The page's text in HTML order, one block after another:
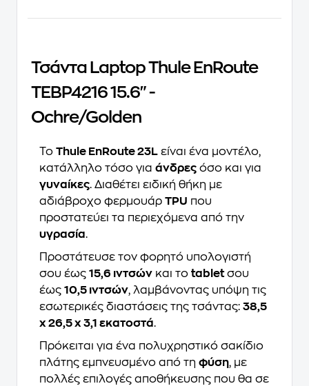
Τσάντα Laptop Thule EnRoute
TEBP4216 15.6" -
Ochre/Golden
Το Thule EnRoute 23L είναι ένα μοντέλο,
κατάλληλο τόσο για άνδρες όσο και για
γυναίκες. Διαθέτει ειδική θήκη με
αδιάβροχο φερμουάρ TPU που
προστατεύει τα περιεχόμενα από την
υγρασία.
Προστάτευσε τον φορητό υπολογιστή
σου έως 15,6 ιντσών και το tabletσου
έως 10,5 ιντσών, λαμβάνοντας υπόψη τις
εσωτερικές διαστάσεις της τσάντας: 38,5
x 26,5 x 3,1 εκατοστά.
Πρόκειται για ένα πολυχρηστικό σακίδιο
πλάτης εμπνευσμένο από τη φύση, με
πολλές επιλογές αποθήκευσης που θα σε